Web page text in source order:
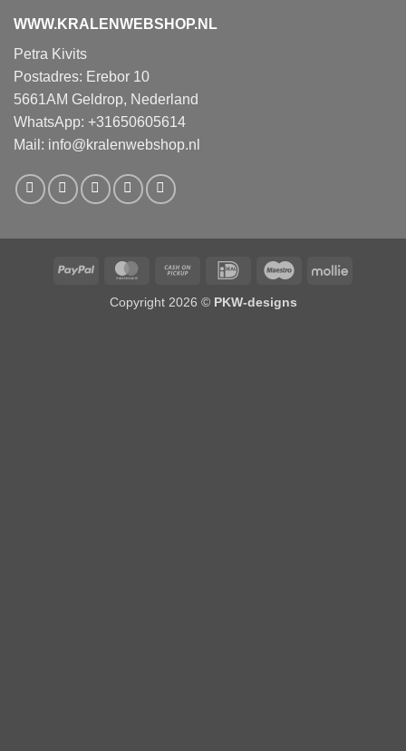
WWW.KRALENWEBSHOP.NL
Petra Kivits
Postadres: Erebor 10
5661AM Geldrop, Nederland
WhatsApp: +31650605614
Mail: info@kralenwebshop.nl
PayPal MasterCardCash
Pickup
IDeal Maestro Mollie
Copyright 2026 © PKW-designs